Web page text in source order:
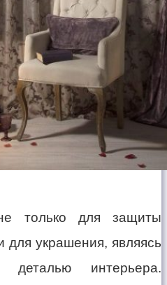
только для защиты
для украшения, являясь
деталью интерьера.